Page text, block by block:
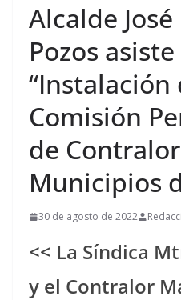
Alcalde
Pozos
“Instalación
Comisión
de
Municipios
30 de agosto de 2022
<< La Síndica
y el Contralor